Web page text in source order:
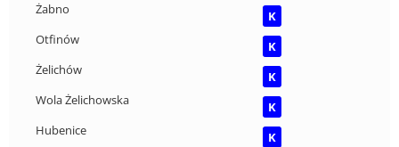
Żabno
K
Otfinów
K
Żelichów
K
Wola Żelichowska
K
Hubenice
K